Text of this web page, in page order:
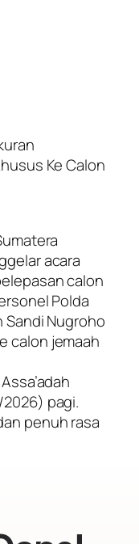
Ke Calon
acara
calon
Polda
Sandi Nugroho
calon jemaah
pagi.
penuh rasa